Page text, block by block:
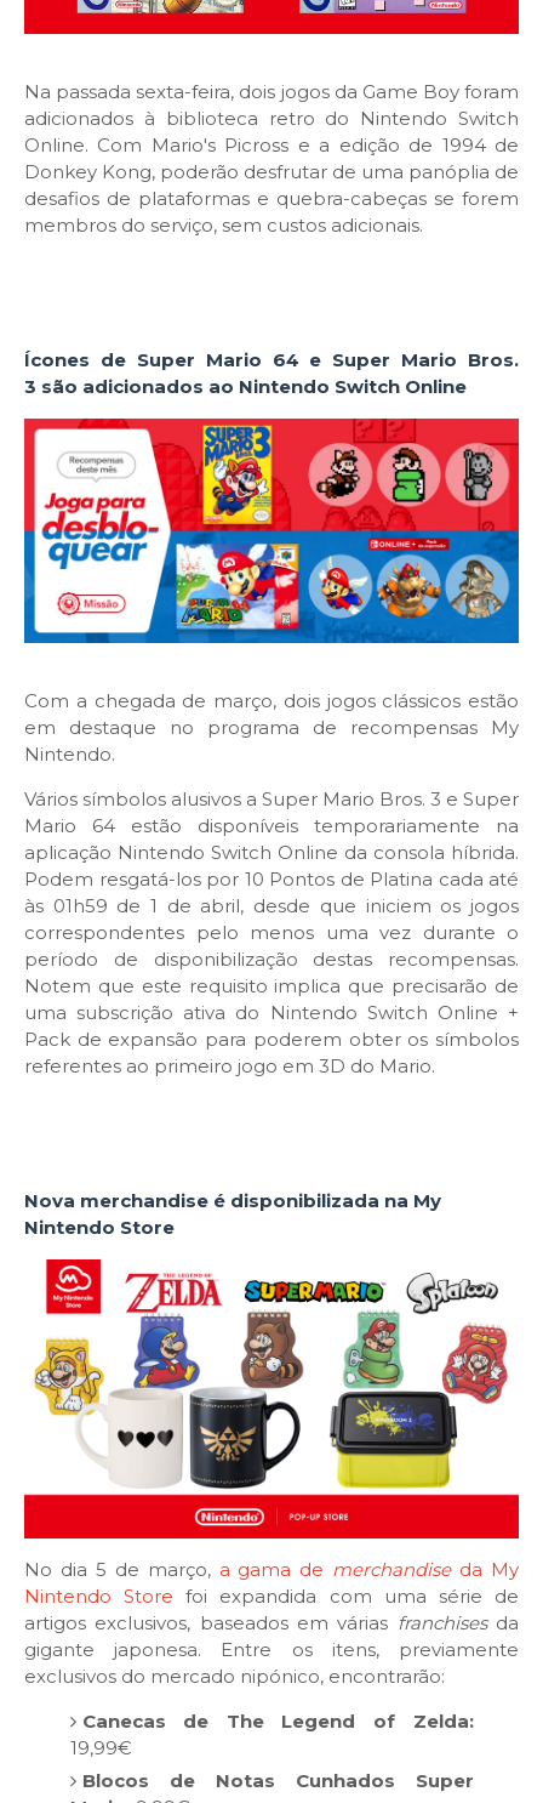
Na passada sexta-feira, dois jogos da Game Boy foram
adicionados à biblioteca retro do Nintendo Switch
Online. Com Mario's Picross e a edição de 1994 de
Donkey Kong, poderão desfrutar de uma panóplia de
desafios de plataformas e quebra-cabeças se forem
membros do serviço, sem custos adicionais.
Ícones de Super Mario 64 e Super Mario Bros.
3 são adicionados ao Nintendo Switch Online
Com a chegada de março, dois jogos clássicos estão
em destaque no programa de recompensas My
Nintendo.
Vários símbolos alusivos a Super Mario Bros. 3 e Super
Mario 64 estão disponíveis temporariamente na
aplicação Nintendo Switch Online da consola híbrida.
Podem resgatá-los por 10 Pontos de Platina cada até
às 01h59 de 1 de abril, desde que iniciem os jogos
correspondentes pelo menos uma vez durante o
período de disponibilização destas recompensas.
Notem que este requisito implica que precisarão de
uma subscrição ativa do Nintendo Switch Online +
Pack de expansão para poderem obter os símbolos
referentes ao primeiro jogo em 3D do Mario.
Nova merchandise é disponibilizada na My
Nintendo Store
No dia 5 de março, a gama de merchandise da My
Nintendo Store foi expandida com uma série de
artigos exclusivos, baseados em várias franchises da
gigante japonesa. Entre os itens, previamente
exclusivos do mercado nipónico, encontrarão:
Canecas de The Legend of Zelda:
19,99€
Blocos de Notas Cunhados Super